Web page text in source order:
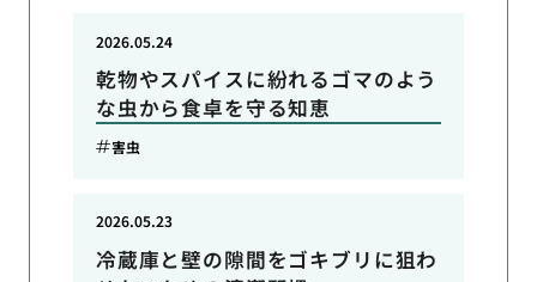
乾物やスパイスに紛れるゴマのよう
な虫から食卓を守る知恵
2026.05.24
害虫
冷蔵庫と壁の隙間をゴキブリに狙わ
2026.05.23